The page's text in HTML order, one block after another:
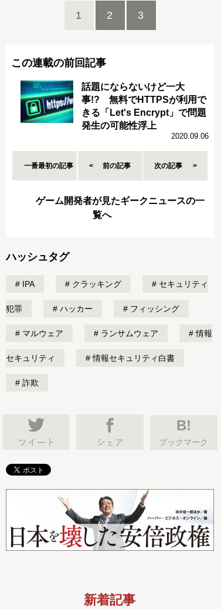
1 2 3
この連載の前回記事
話題にならないけど一大
事!? 無料でHTTPSが利用で
きる「Let's Encrypt」で問題
発生の可能性浮上
2020.09.06
一番最初の記事 前の記事 次の記事
ゲーム開発者が見たギークニュースの一
覧へ
ハッシュタグ
IPA クラッキング セキュリティ
犯罪 ハッカー フィッシング
マルウェア ランサムウェア 情報
セキュリティ 情報セキュリティ白書
詐欺
B!
ブックマーク
新着記事